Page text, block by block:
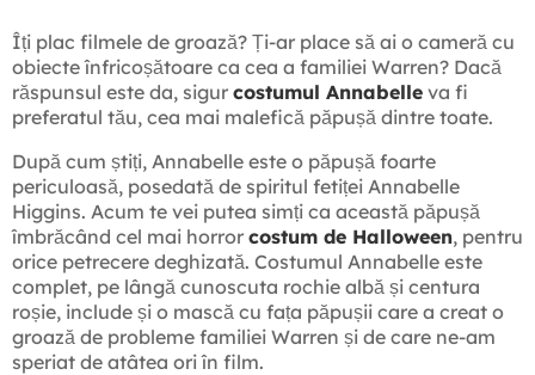
Îți plac filmele de groază? Ți-ar place să ai o cameră cu
obiecte înfricoșătoare ca cea a familiei Warren? Dacă
răspunsul este da, sigur costumul Annabelle va fi
preferatul tău, cea mai malefică păpușă dintre toate.
După cum știți, Annabelle este o păpușă foarte
periculoasă, posedată de spiritul fetiței Annabelle
Higgins. Acum te vei putea simți ca această păpușă
îmbrăcând cel mai horror costum de Halloween, pentru
orice petrecere deghizată. Costumul Annabelle este
complet, pe lângă cunoscuta rochie albă și centura
roșie, include și o mască cu fața păpușii care a creat o
groază de probleme familiei Warren și de care ne-am
speriat de atâtea ori în film.